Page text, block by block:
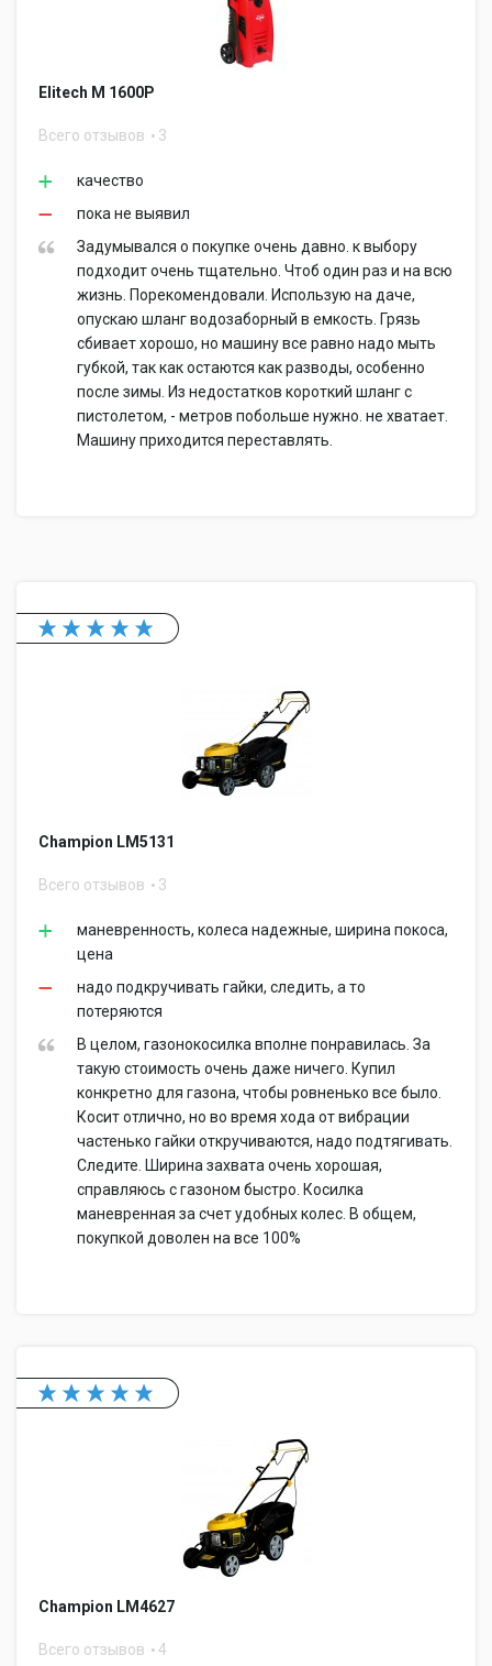
Elitech М 1600Р
Всего отзывов 3
качество
пока не выявил
Задумывался о покупке очень давно. к выбору
подходит очень тщательно. Чтоб один раз и на всю
жизнь. Порекомендовали. Использую на даче,
опускаю шланг водозаборный в емкость. Грязь
сбивает хорошо, но машину все равно надо мыть
губкой, так как остаются как разводы, особенно
после зимы. Из недостатков короткий шланг с
пистолетом, - метров побольше нужно. не хватает.
Машину приходится переставлять.
Champion LM5131
Всего отзывов 3
маневренность, колеса надежные, ширина покоса,
цена
надо подкручивать гайки, следить, а то
потеряются
В целом, газонокосилка вполне понравилась. За
такую стоимость очень даже ничего. Купил
конкретно для газона, чтобы ровненько все было.
Косит отлично, но во время хода от вибрации
частенько гайки откручиваются, надо подтягивать.
Следите. Ширина захвата очень хорошая,
справляюсь с газоном быстро. Косилка
маневренная за счет удобных колес. В общем,
покупкой доволен на все 100%
Champion LM4627
Всего отзывов 4